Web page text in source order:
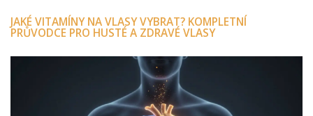
JAKÉ VITAMÍNY NA VLASY VYBRAT? KOMPLETNÍ
PRŮVODCE PRO HUSTÉ A ZDRAVÉ VLASY